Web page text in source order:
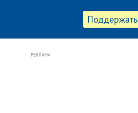
Поддержать
РЕКЛАМА